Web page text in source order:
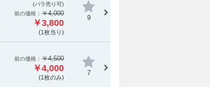
(バラ売り可)
前の価格： ￥4,000
￥3,800
(1枚当り)
9
前の価格： ￥4,500
￥4,000
(1枚のみ)
7